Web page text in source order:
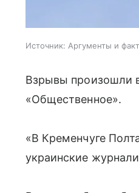
Источник: Аргументы и
Взрывы произошли
«Общественное».
«В Кременчуге
украинские